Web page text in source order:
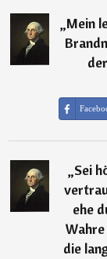
„Mein
„Sei
ehe
die